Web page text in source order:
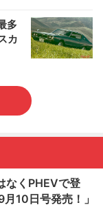
多
カ
なくPHEVで登
10日号発売！」